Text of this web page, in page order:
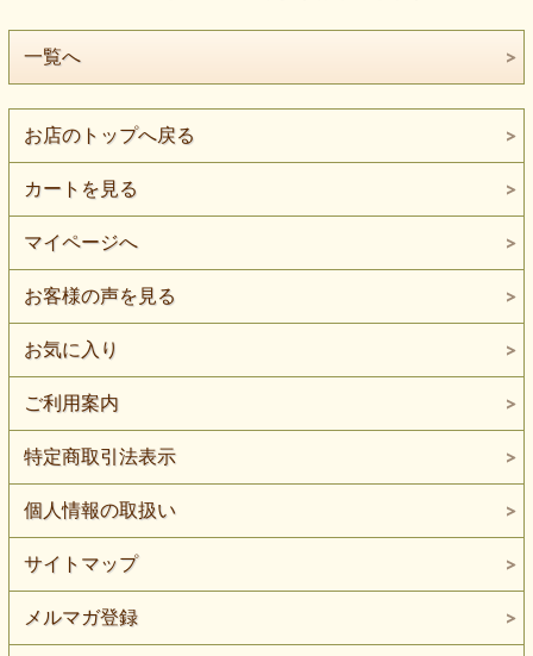
一覧へ
お店のトップへ戻る
カートを見る
マイページへ
お客様の声を見る
お気に入り
ご利用案内
特定商取引法表示
個人情報の取扱い
サイトマップ
メルマガ登録